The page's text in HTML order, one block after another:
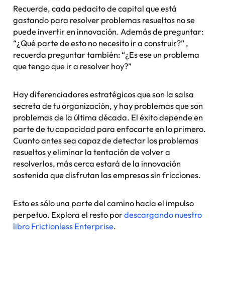
Recuerde, cada pedacito de capital que está
gastando para resolver problemas resueltos no se
puede invertir en innovación. Además de preguntar:
“¿Qué parte de esto no necesito ir a construir?” ,
recuerda preguntar también: “¿Es ese un problema
que tengo que ir a resolver hoy?”
Hay diferenciadores estratégicos que son la salsa
secreta de tu organización, y hay problemas que son
problemas de la última década. El éxito depende en
parte de tu capacidad para enfocarte en lo primero.
Cuanto antes sea capaz de detectar los problemas
resueltos y eliminar la tentación de volver a
resolverlos, más cerca estará de la innovación
sostenida que disfrutan las empresas sin fricciones.
Esto es sólo una parte del camino hacia el impulso
perpetuo. Explora el resto pordescargando nuestro
libro Frictionless Enterprise.